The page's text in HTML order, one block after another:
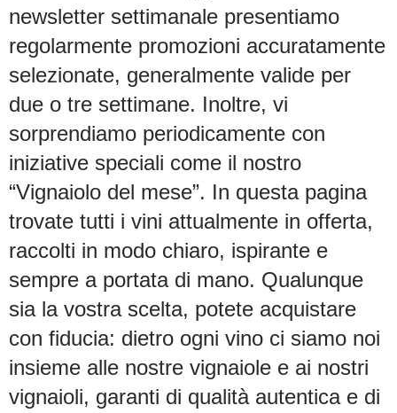
newsletter settimanale presentiamo
regolarmente promozioni accuratamente
selezionate, generalmente valide per
due o tre settimane. Inoltre, vi
sorprendiamo periodicamente con
iniziative speciali come il nostro
“Vignaiolo del mese”. In questa pagina
trovate tutti i vini attualmente in offerta,
raccolti in modo chiaro, ispirante e
sempre a portata di mano. Qualunque
sia la vostra scelta, potete acquistare
con fiducia: dietro ogni vino ci siamo noi
insieme alle nostre vignaiole e ai nostri
vignaioli, garanti di qualità autentica e di